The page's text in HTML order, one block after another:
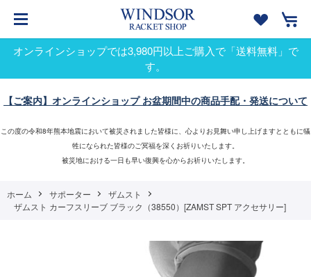
オンラインショップでは3,980円以上ご購入で「送料無料」で
す。
【ご案内】オンラインショップ お盆期間中の商品手配・発送について
この度の令和8年熊本地震において被災されました皆様に、心よりお見舞い申し上げますとともに犠
牲になられた皆様のご冥福を深くお祈りいたします。
被災地における一日も早い復興を心からお祈りいたします。
ホーム サポーター
ザムスト
ザムスト カーフスリーブ ブラック（38550）[ZAMST SPT アクセサリー]